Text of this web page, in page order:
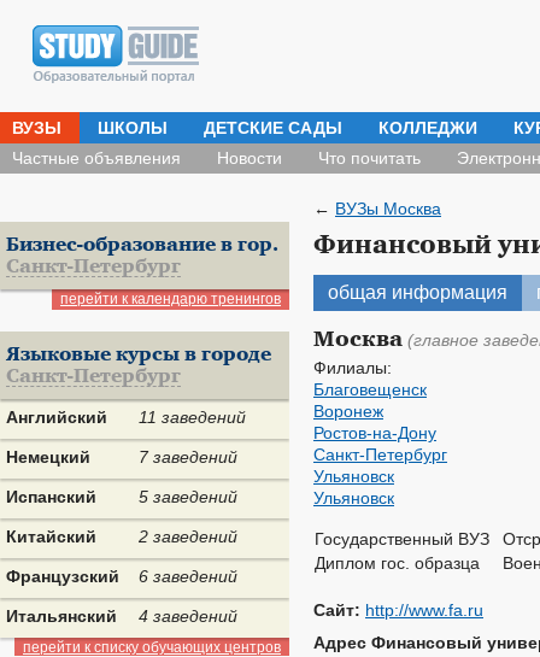
ВУЗЫ ШКОЛЫ ДЕТСКИЕ САДЫ КОЛЛЕДЖИ
Частные объявления
Новости Что почитать
← ВУЗы Москва
Финансовый
общая информация
Москва (главное
Филиалы:
Благовещенск
Воронеж
Ростов-на-Дону
Санкт-Петербург
Ульяновск
Ульяновск
Государственный ВУЗ
Диплом гос. образца
Сайт: http://www.fa.ru
Адрес Финансовый
Бизнес-образование в гор.
Санкт-Петербург
перейти к календарю тренингов
Языковые курсы в городе
Санкт-Петербург
Английский 11 заведений
Немецкий 7 заведений
Испанский 5 заведений
Китайский 2 заведений
Французский 6 заведений
Итальянский 4 заведений
перейти к списку обучающих центров